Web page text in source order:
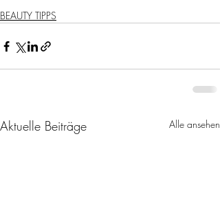
BEAUTY TIPPS
Aktuelle Beiträge Alle ansehen